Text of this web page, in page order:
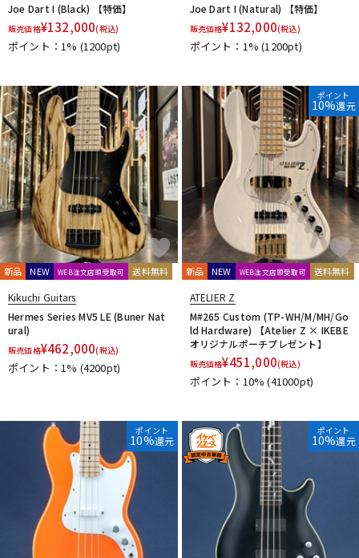
Joe Dart I (Black) 【特価】
販売価格¥132,000(税込)
ポイント：1% (1200pt)
Joe Dart I (Natural) 【特価】
販売価格¥132,000(税込)
ポイント：1%(1200pt)
新品 NEW WEB注文店頭受取可 送料無料
Kikuchi Guitars
Hermes Series MV5 LE (Buner Nat
ural)
販売価格¥462,000(税込)
ポイント：1% (4200pt)
ポイント
10%還元
新品 NEW WEB注文店頭受取可 送料無料
ATELIER Z
M#265 Custom (TP-WH/M/MH/Go
ld Hardware) 【Atelier Z × IKEBE
オリジナルポーチプレゼント】
販売価格¥451,000(税込)
ポイント：10%(41000pt)
ポイント
10%還元
ポイント
10%還元